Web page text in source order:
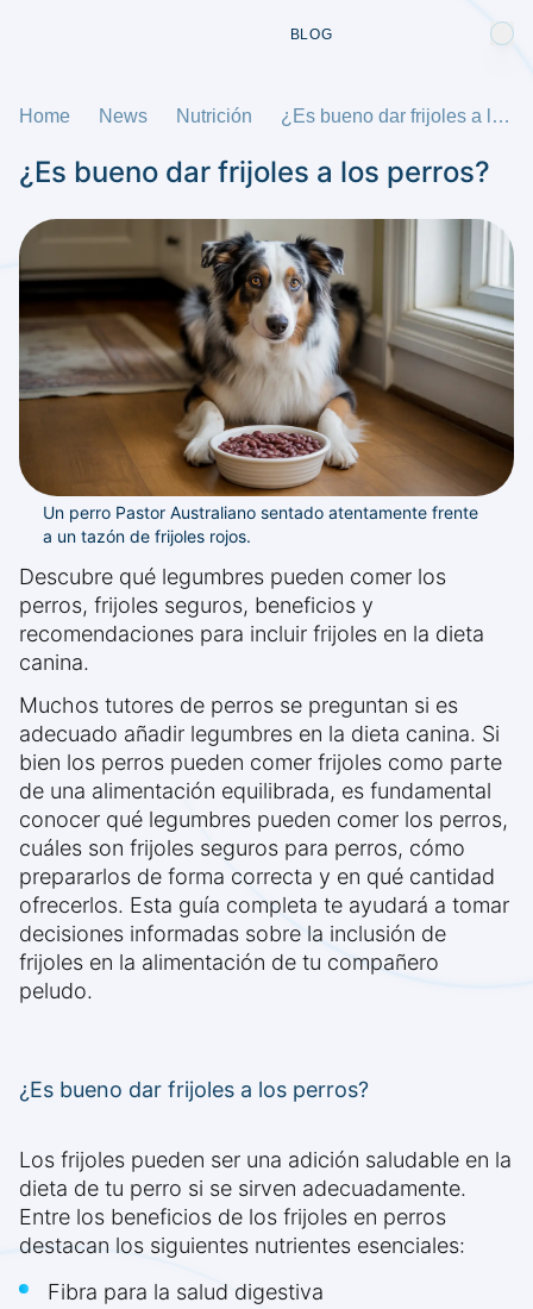
BLOG
Home News Nutrición ¿Es bueno dar frijoles a los perros?
¿Es bueno dar frijoles a los perros?
Un perro Pastor Australiano sentado atentamente frente
a un tazón de frijoles rojos.
Descubre qué legumbres pueden comer los
perros, frijoles seguros, beneficios y
recomendaciones para incluir frijoles en la dieta
canina.
Muchos tutores de perros se preguntan si es
adecuado añadir legumbres en la dieta canina. Si
bien los perros pueden comer frijoles como parte
de una alimentación equilibrada, es fundamental
conocer qué legumbres pueden comer los perros,
cuáles son frijoles seguros para perros, cómo
prepararlos de forma correcta y en qué cantidad
ofrecerlos. Esta guía completa te ayudará a tomar
decisiones informadas sobre la inclusión de
frijoles en la alimentación de tu compañero
peludo.
¿Es bueno dar frijoles a los perros?
Los frijoles pueden ser una adición saludable en la
dieta de tu perro si se sirven adecuadamente.
Entre los beneficios de los frijoles en perros
destacan los siguientes nutrientes esenciales:
Fibra para la salud digestiva